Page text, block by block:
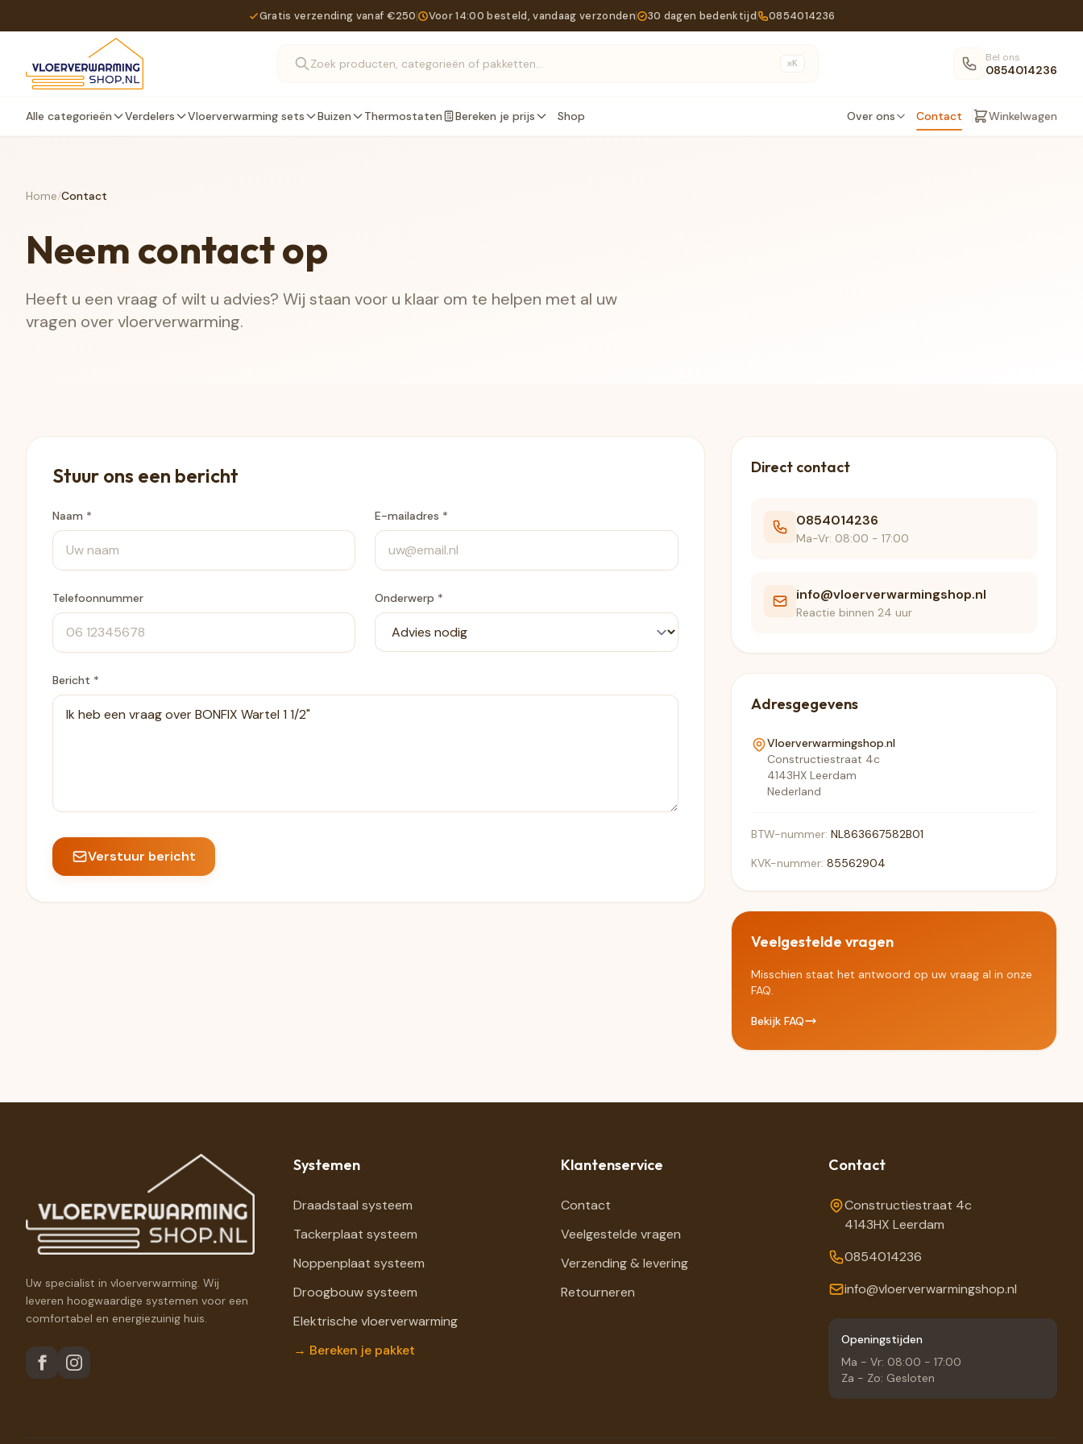
Gratis verzending vanaf €250 Voor 14:00 besteld, vandaag verzonden 30 dagen bedenktijd 0854014236
Zoek producten, categorieën of pakketten... ⌘K Bel ons
0854014236
Alle categorieën Verdelers Vloerverwarming sets Buizen Thermostaten Bereken je prijs Shop Over ons Contact Winkelwagen
Home/Contact
Neem contact op
Heeft u een vraag of wilt u advies? Wij staan voor u klaar om te helpen met al uw
vragen over vloerverwarming.
Stuur ons een bericht
Naam * E-mailadres *
Telefoonnummer Onderwerp *
Bericht *
Verstuur bericht
Direct contact
0854014236
Ma-Vr: 08:00 - 17:00
info@vloerverwarmingshop.nl
Reactie binnen 24 uur
Adresgegevens
Vloerverwarmingshop.nl
Constructiestraat 4c
4143HX Leerdam
Nederland
BTW-nummer: NL863667582B01
KVK-nummer: 85562904
Veelgestelde vragen
Misschien staat het antwoord op uw vraag al in onze
FAQ.
Bekijk FAQ
Uw specialist in vloerverwarming. Wij
leveren hoogwaardige systemen voor een
comfortabel en energiezuinig huis.
Systemen
Draadstaal systeem
Tackerplaat systeem
Noppenplaat systeem
Droogbouw systeem
Elektrische vloerverwarming
→ Bereken je pakket
Klantenservice
Contact
Veelgestelde vragen
Verzending & levering
Retourneren
Contact
Constructiestraat 4c
4143HX Leerdam
0854014236
info@vloerverwarmingshop.nl
Openingstijden
Ma - Vr: 08:00 - 17:00
Za - Zo: Gesloten